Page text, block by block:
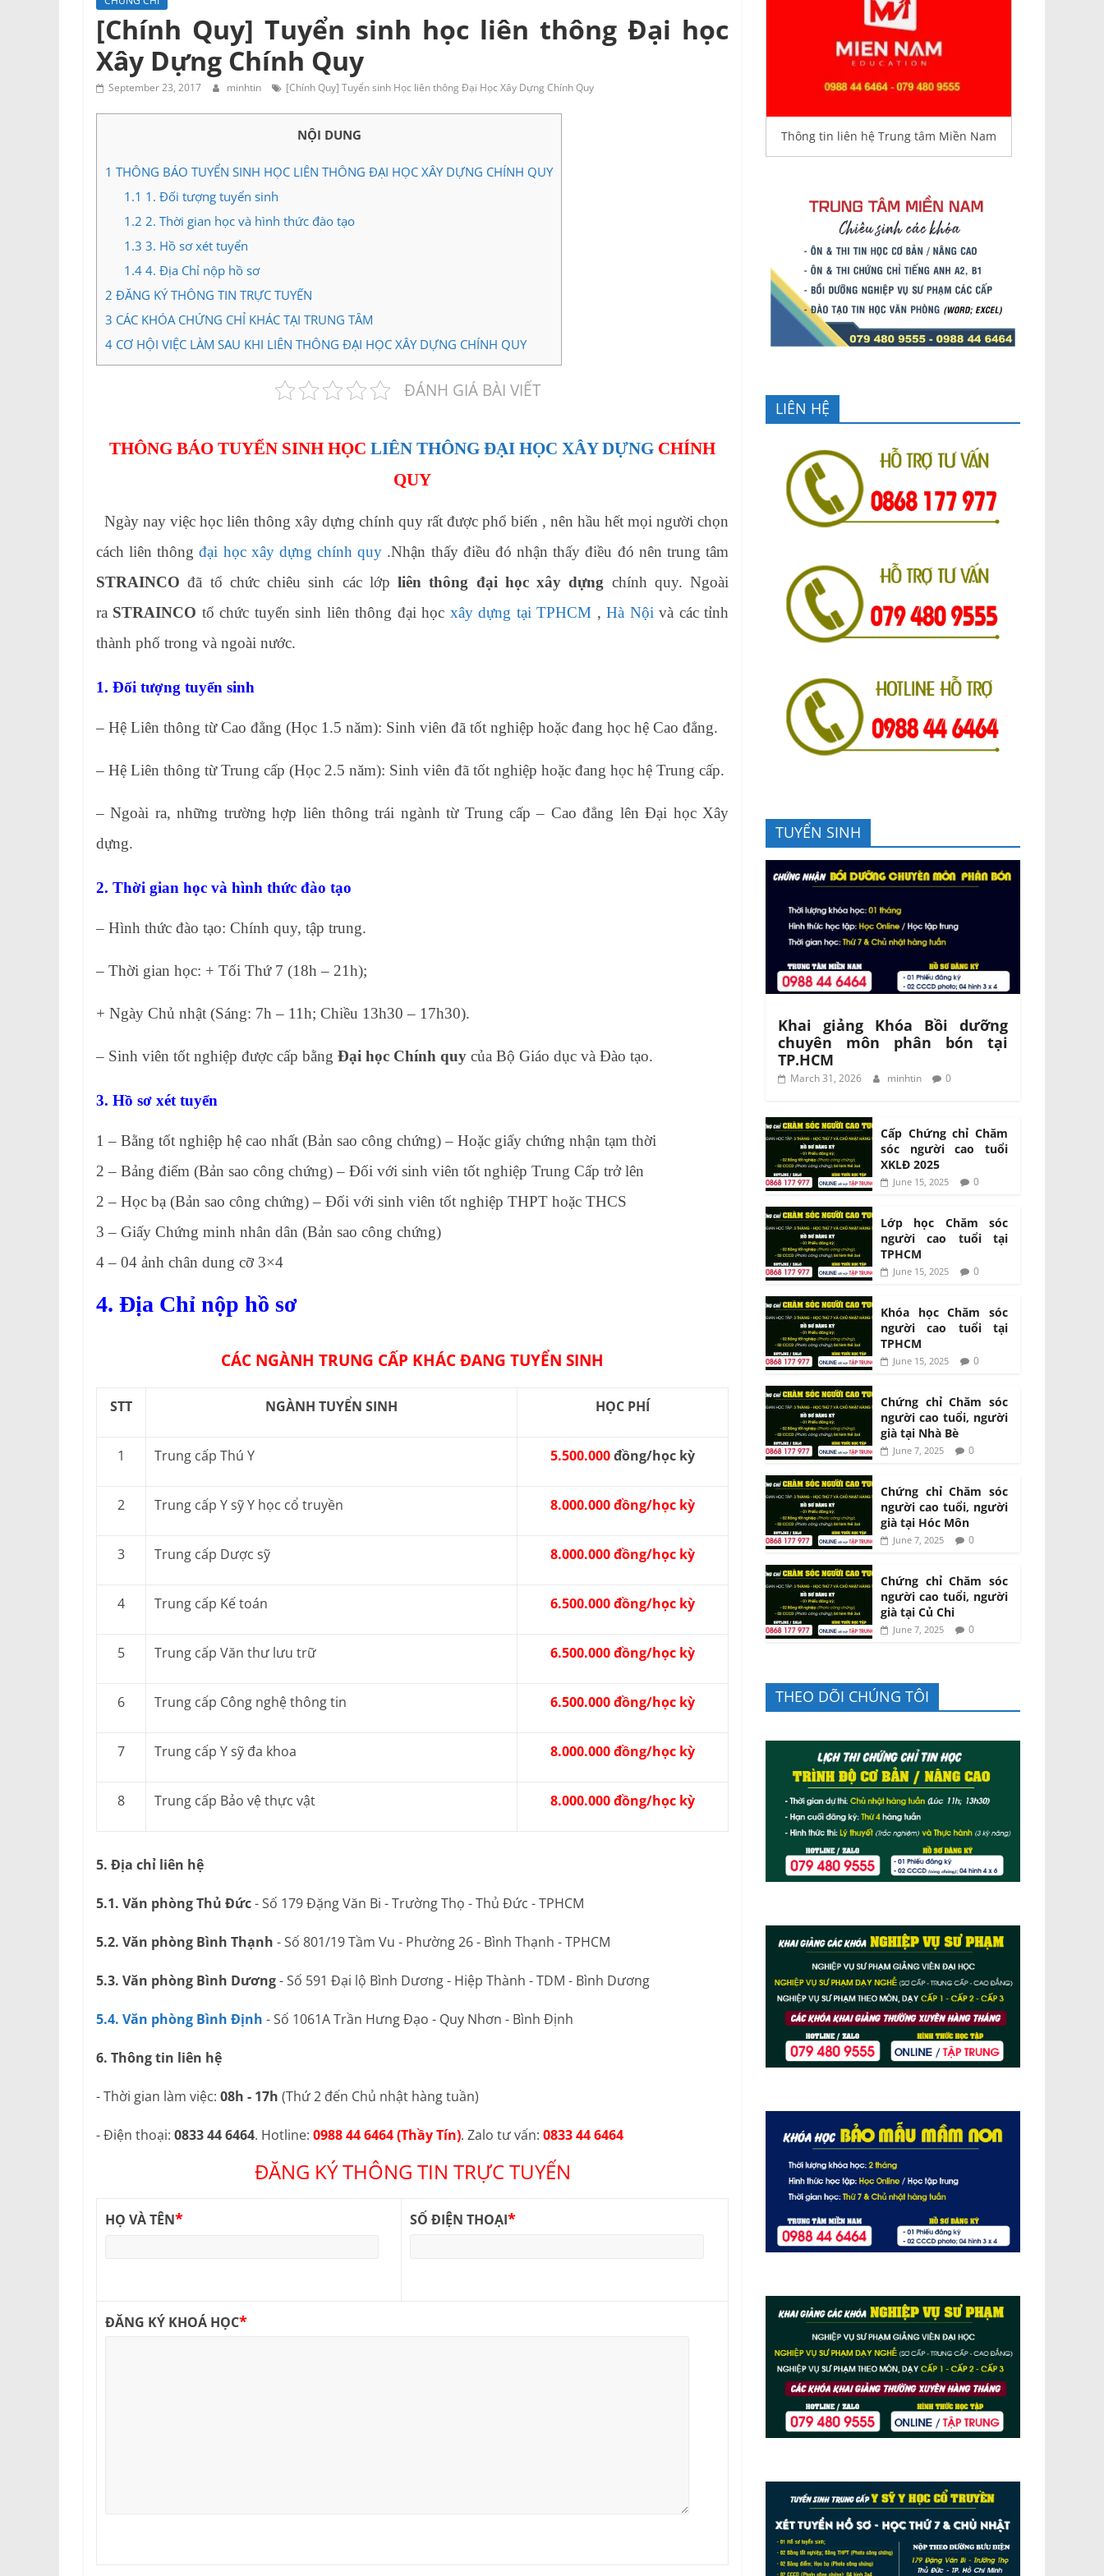
Tư
vấn
Miền
Nam
[Chính Quy] Tuyển sinh học liên thông Đại học
Xây Dựng Chính Quy
September 23, 2017 minhtin [Chính Quy] Tuyển sinh Học liên thông Đại Học Xây Dựng Chính Quy
NỘI DUNG
1 THÔNG BÁO TUYỂN SINH HỌC LIÊN THÔNG ĐẠI HỌC XÂY DỰNG CHÍNH QUY
1.1 1. Đối tượng tuyển sinh
1.2 2. Thời gian học và hình thức đào tạo
1.3 3. Hồ sơ xét tuyển
1.44. Địa Chỉ nộp hồ sơ
2 ĐĂNG KÝ THÔNG TIN TRỰC TUYẾN
3 CÁC KHÓA CHỨNG CHỈ KHÁC TẠI TRUNG TÂM
4 CƠ HỘI VIỆC LÀM SAU KHI LIÊN THÔNG ĐẠI HỌC XÂY DỰNG CHÍNH QUY
ĐÁNH GIÁ BÀI VIẾT
THÔNG BÁO TUYỂN SINH HỌC LIÊN THÔNG ĐẠI HỌC XÂY DỰNG CHÍNH
QUY
Ngày nay việc học liên thông xây dựng chính quy rất được phổ biến , nên hầu hết mọi người chọn
cách liên thôngđại học xây dựng chính quy .Nhận thấy điều đó nhận thấy điều đó nên trung tâm
STRAINCO đã tổ chức chiêu sinh các lớp liên thông đại học xây dựng chính quy. Ngoài
ra STRAINCO tổ chức tuyển sinh liên thông đại học xây dựng tại TPHCM ,Hà Nội và các tỉnh
thành phố trong và ngoài nước.
1. Đối tượng tuyển sinh
– Hệ Liên thông từ Cao đẳng (Học 1.5 năm): Sinh viên đã tốt nghiệp hoặc đang học hệ Cao đẳng.
– Hệ Liên thông từ Trung cấp (Học 2.5 năm): Sinh viên đã tốt nghiệp hoặc đang học hệ Trung cấp.
– Ngoài ra, những trường hợp liên thông trái ngành từ Trung cấp – Cao đẳng lên Đại học Xây
dựng.
2. Thời gian học và hình thức đào tạo
– Hình thức đào tạo: Chính quy, tập trung.
– Thời gian học: + Tối Thứ 7 (18h – 21h);
+ Ngày Chủ nhật (Sáng: 7h – 11h; Chiều 13h30 – 17h30).
– Sinh viên tốt nghiệp được cấp bằng Đại học Chính quy của Bộ Giáo dục và Đào tạo.
3. Hồ sơ xét tuyển
1 – Bằng tốt nghiệp hệ cao nhất (Bản sao công chứng) – Hoặc giấy chứng nhận tạm thời
2 – Bảng điểm (Bản sao công chứng) – Đối với sinh viên tốt nghiệp Trung Cấp trở lên
2 – Học bạ (Bản sao công chứng) – Đối với sinh viên tốt nghiệp THPT hoặc THCS
3 – Giấy Chứng minh nhân dân (Bản sao công chứng)
4 – 04 ảnh chân dung cỡ 3×4
4. Địa Chỉ nộp hồ sơ
CÁC NGÀNH TRUNG CẤP KHÁC ĐANG TUYỂN SINH
STT NGÀNH TUYỂN SINH HỌC PHÍ
1 Trung cấp Thú Y 5.500.000đồng/học kỳ
2 Trung cấp Y sỹ Y học cổ truyền 8.000.000 đồng/học kỳ
3 Trung cấp Dược sỹ 8.000.000 đồng/học kỳ
4 Trung cấp Kế toán 6.500.000 đồng/học kỳ
5 Trung cấp Văn thư lưu trữ 6.500.000 đồng/học kỳ
6 Trung cấp Công nghệ thông tin 6.500.000 đồng/học kỳ
7 Trung cấp Y sỹ đa khoa 8.000.000 đồng/học kỳ
8 Trung cấp Bảo vệ thực vật 8.000.000 đồng/học kỳ
5. Địa chỉ liên hệ
5.1. Văn phòng Thủ Đức- Số 179 Đặng Văn Bi - Trường Thọ - Thủ Đức - TPHCM
5.2. Văn phòng Bình Thạnh - Số 801/19 Tầm Vu - Phường 26 - Bình Thạnh - TPHCM
5.3. Văn phòng Bình Dương- Số 591 Đại lộ Bình Dương - Hiệp Thành - TDM - Bình Dương
5.4. Văn phòng Bình Định - Số 1061A Trần Hưng Đạo - Quy Nhơn - Bình Định
6. Thông tin liên hệ
- Thời gian làm việc: 08h - 17h (Thứ 2 đến Chủ nhật hàng tuần)
- Điện thoại: 0833 44 6464. Hotline: 0988 44 6464 (Thầy Tín). Zalo tư vấn: 0833 44 6464
ĐĂNG KÝ THÔNG TIN TRỰC TUYẾN
HỌ VÀ TÊN* SỐ ĐIỆN THOẠI*
ĐĂNG KÝ KHOÁ HỌC*
Thông tin liên hệ Trung tâm Miền Nam
LIÊN HỆ
TUYỂN SINH
Khai giảng Khóa Bồi dưỡng
chuyên môn phân bón tại
TP.HCM
March 31, 2026 minhtin 0
Cấp Chứng chỉ Chăm
sóc người cao tuổi
XKLĐ 2025
June 15, 2025 0
Lớp học Chăm sóc
người cao tuổi tại
TPHCM
June 15, 2025 0
Khóa học Chăm sóc
người cao tuổi tại
TPHCM
June 15, 2025 0
Chứng chỉ Chăm sóc
người cao tuổi, người
già tại Nhà Bè
June 7, 2025 0
Chứng chỉ Chăm sóc
người cao tuổi, người
già tại Hóc Môn
June 7, 2025 0
Chứng chỉ Chăm sóc
người cao tuổi, người
già tại Củ Chi
June 7, 2025 0
THEO DÕI CHÚNG TÔI